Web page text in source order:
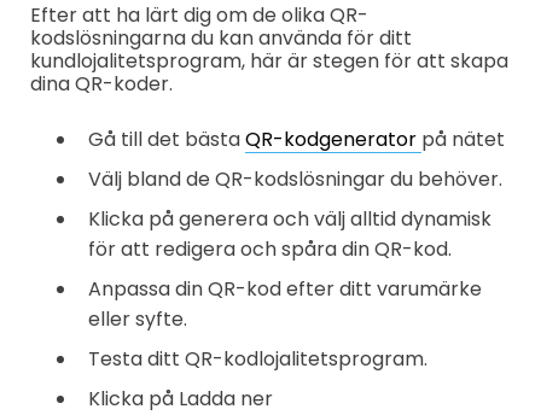
Efter att ha lärt dig om de olika QR-
kodslösningarna du kan använda för ditt
kundlojalitetsprogram, här är stegen för att skapa
dina QR-koder.
Gå till det bästaQR-kodgenerator på nätet
Välj bland de QR-kodslösningar du behöver.
Klicka på generera och välj alltid dynamisk
för att redigera och spåra din QR-kod.
Anpassa din QR-kod efter ditt varumärke
eller syfte.
Testa ditt QR-kodlojalitetsprogram.
Klicka på Ladda ner